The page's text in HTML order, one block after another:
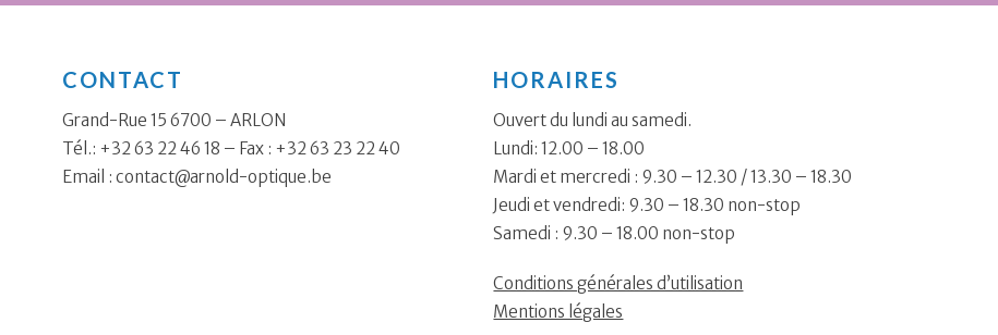
CONTACT
Grand-Rue 15 6700 – ARLON
Tél.: +32 63 22 46 18 – Fax : +32 63 23 22 40
Email : contact@arnold-optique.be
HORAIRES
Ouvert du lundi au samedi.
Lundi: 12.00 – 18.00
Mardi et mercredi : 9.30 – 12.30 / 13.30 – 18.30
Jeudi et vendredi: 9.30 – 18.30 non-stop
Samedi : 9.30 – 18.00 non-stop
Conditions générales d’utilisation
Mentions légales